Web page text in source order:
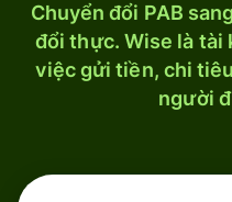
Chuyển đổi PAB
đổi thực. Wise là tài
việc gửi tiền, chi
người